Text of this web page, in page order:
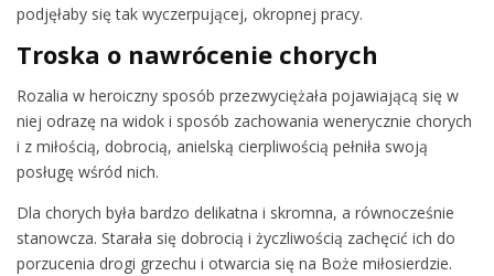
podjęłaby się tak wyczerpującej, okropnej pracy.
Troska o nawrócenie chorych
Rozalia w heroiczny sposób przezwyciężała pojawiającą się w
niej odrazę na widok i sposób zachowania wenerycznie chorych
i z miłością, dobrocią, anielską cierpliwością pełniła swoją
posługę wśród nich.
Dla chorych była bardzo delikatna i skromna, a równocześnie
stanowcza. Starała się dobrocią i życzliwością zachęcić ich do
porzucenia drogi grzechu i otwarcia się na Boże miłosierdzie.